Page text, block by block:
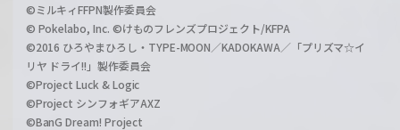
©ミルキィFFPN製作委員会
© Pokelabo, Inc. ©けものフレンズプロジェクト/KFPA
©2016 ひろやまひろし・TYPE-MOON／KADOKAWA／「プリズマ☆イ
リヤ ドライ!!」製作委員会
©Project Luck & Logic
©Project シンフォギアAXZ
©BanG Dream! Project